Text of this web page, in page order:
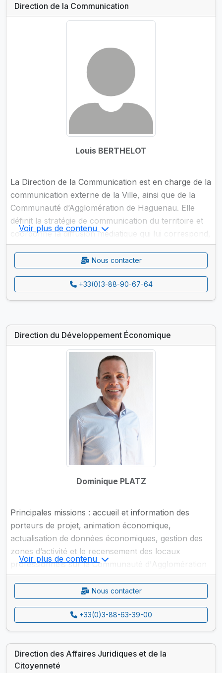
Direction de la Communication
Louis BERTHELOT
La Direction de la Communication est en charge de la
communication externe de la Ville, ainsi que de la
Communauté d’Agglomération de Haguenau. Elle
définit la stratégie de communication du territoire et
coordonne la diffusion médiatique qui lui correspond,
grâce à ses relations presse et à différents supports
d’information tels que ses sites internet, ses
Voir plus de contenu
Nous contacter
+33(0)3-88-90-67-64
Direction du Développement Économique
Dominique PLATZ
Principales missions : accueil et information des
porteurs de projet, animation économique,
actualisation de données économiques, gestion des
zones d’activité et le recensement des locaux
professionnels sur la Communauté d'Agglomération
de Haguenau.
Voir plus de contenu
Nous contacter
+33(0)3-88-63-39-00
Direction des Affaires Juridiques et de la
Citoyenneté